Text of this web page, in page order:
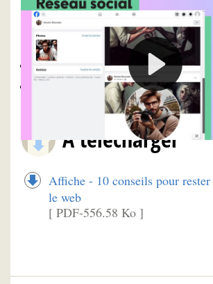
Pour approfondir
Sites web, applications et réseaux
Ma sécurité numérique
À télécharger
Affiche - 10 conseils pour
le web
[ PDF-556.58 Ko ]